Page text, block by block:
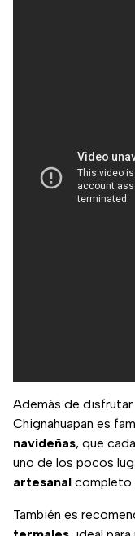
Además de
Chignahuapan es
navideñas, que
uno de los pocos
artesanal completo
También es